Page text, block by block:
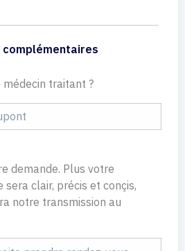
médecin traitant ?
demande. Plus votre
sera clair, précis et conçis,
notre transmission au